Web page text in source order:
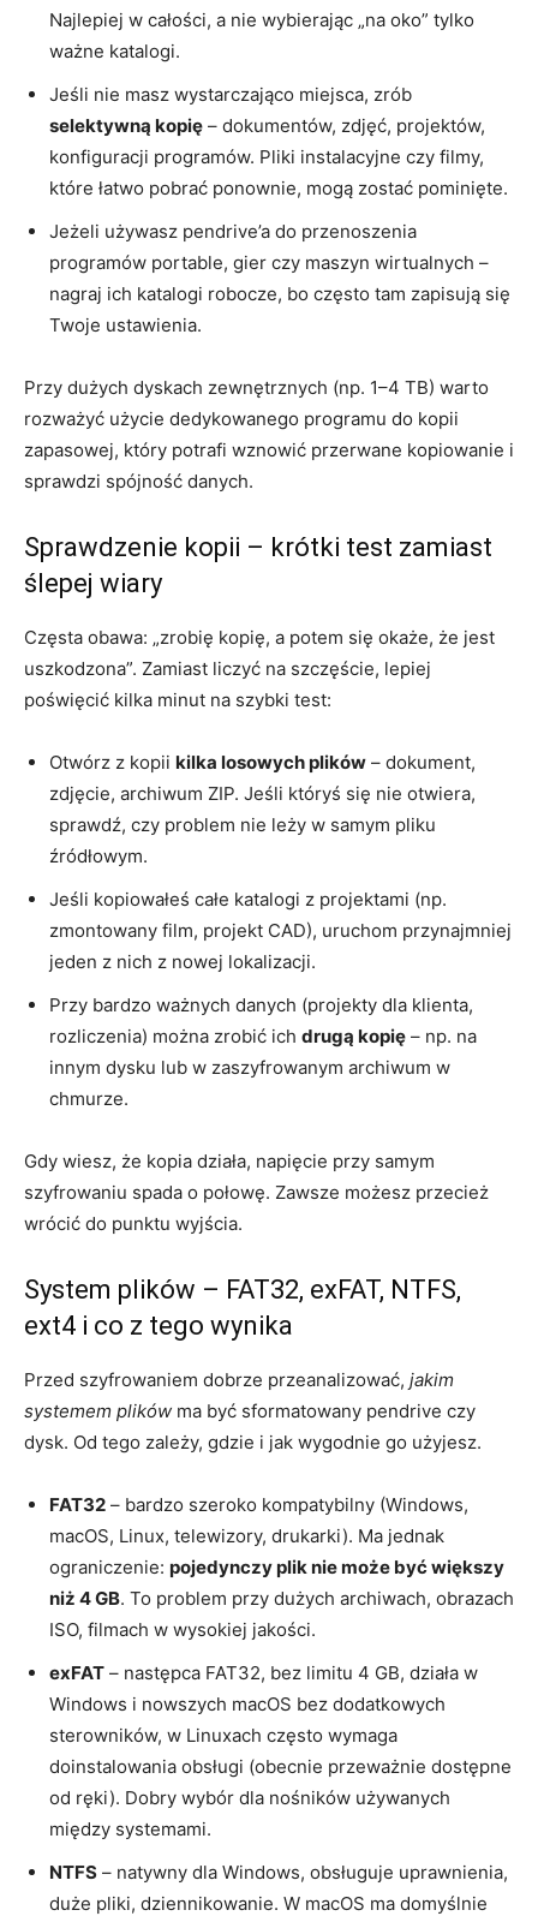
Najlepiej w całości, a nie wybierając „na oko” tylko
ważne katalogi.
Jeśli nie masz wystarczająco miejsca, zrób
selektywną kopię – dokumentów, zdjęć, projektów,
konfiguracji programów. Pliki instalacyjne czy filmy,
które łatwo pobrać ponownie, mogą zostać pominięte.
Jeżeli używasz pendrive’a do przenoszenia
programów portable, gier czy maszyn wirtualnych –
nagraj ich katalogi robocze, bo często tam zapisują się
Twoje ustawienia.
Przy dużych dyskach zewnętrznych (np. 1–4 TB) warto
rozważyć użycie dedykowanego programu do kopii
zapasowej, który potrafi wznowić przerwane kopiowanie i
sprawdzi spójność danych.
Sprawdzenie kopii – krótki test zamiast
ślepej wiary
Częsta obawa: „zrobię kopię, a potem się okaże, że jest
uszkodzona”. Zamiast liczyć na szczęście, lepiej
poświęcić kilka minut na szybki test:
Otwórz z kopii kilka losowych plików – dokument,
zdjęcie, archiwum ZIP. Jeśli któryś się nie otwiera,
sprawdź, czy problem nie leży w samym pliku
źródłowym.
Jeśli kopiowałeś całe katalogi z projektami (np.
zmontowany film, projekt CAD), uruchom przynajmniej
jeden z nich z nowej lokalizacji.
Przy bardzo ważnych danych (projekty dla klienta,
rozliczenia) można zrobić ich drugą kopię – np. na
innym dysku lub w zaszyfrowanym archiwum w
chmurze.
Gdy wiesz, że kopia działa, napięcie przy samym
szyfrowaniu spada o połowę. Zawsze możesz przecież
wrócić do punktu wyjścia.
System plików – FAT32, exFAT, NTFS,
ext4 i co z tego wynika
Przed szyfrowaniem dobrze przeanalizować, jakim
systemem plików ma być sformatowany pendrive czy
dysk. Od tego zależy, gdzie i jak wygodnie go użyjesz.
FAT32 – bardzo szeroko kompatybilny (Windows,
macOS, Linux, telewizory, drukarki). Ma jednak
ograniczenie: pojedynczy plik nie może być większy
niż 4 GB. To problem przy dużych archiwach, obrazach
ISO, filmach w wysokiej jakości.
exFAT – następca FAT32, bez limitu 4 GB, działa w
Windows i nowszych macOS bez dodatkowych
sterowników, w Linuxach często wymaga
doinstalowania obsługi (obecnie przeważnie dostępne
od ręki). Dobry wybór dla nośników używanych
między systemami.
NTFS – natywny dla Windows, obsługuje uprawnienia,
duże pliki, dziennikowanie. W macOS ma domyślnie